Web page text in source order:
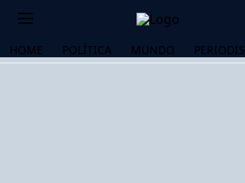
HOME POLÍTICA MUNDO